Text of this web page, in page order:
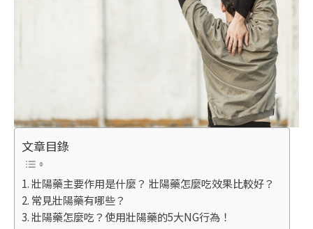
文章目錄
壯陽藥主要作用是什麼？ 壯陽藥怎麼吃效果比較好？
常見壯陽藥有哪些？
壯陽藥怎麼吃？使用壯陽藥的5大NG行為！